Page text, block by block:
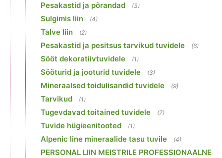
Pesakastid ja põrandad (3)
Sulgimis liin (4)
Talve liin (2)
Pesakastid ja pesitsus tarvikud tuvidele (6)
Sööt dekoratiivtuvidele (1)
Sööturid ja jooturid tuvidele (3)
Mineraalsed toidulisandid tuvidele (9)
Tarvikud (1)
Tugevdavad toitained tuvidele (7)
Tuvide hügieenitooted (1)
Alpenic line mineraalide tasu tuvile (4)
PERSONAL LIIN MEISTRILE PROFESSIONAALNE